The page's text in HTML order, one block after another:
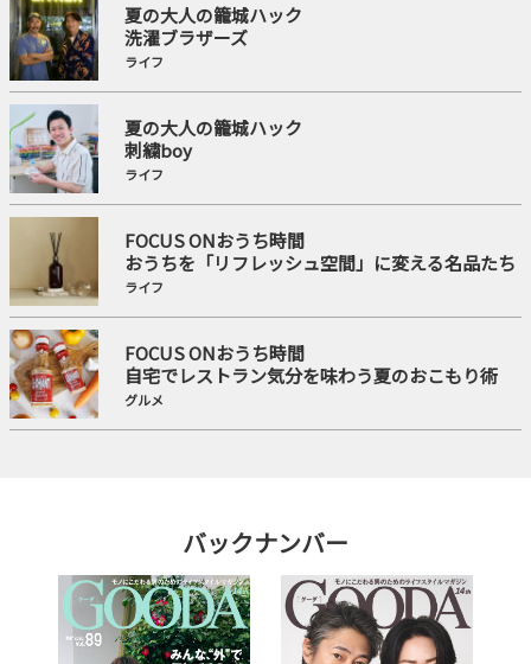
夏の大人の籠城ハック
洗濯ブラザーズ
ライフ
夏の大人の籠城ハック
刺繍boy
ライフ
FOCUS ONおうち時間
おうちを「リフレッシュ空間」に変える名品たち
ライフ
FOCUS ONおうち時間
自宅でレストラン気分を味わう夏のおこもり術
グルメ
バックナンバー